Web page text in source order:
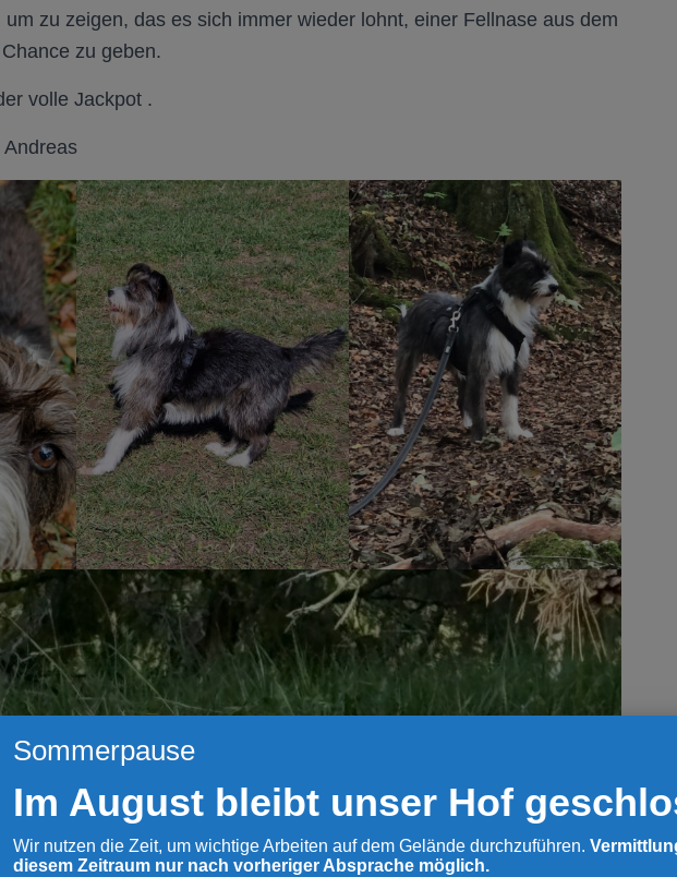
zu zeigen, das es sich immer wieder lohnt, einer Fellnase aus dem
zu geben.
volle Jackpot .
Andreas
Sommerpause
Im August bleibt unser Hof
Wir nutzen die Zeit, um wichtige Arbeiten auf dem Gelände durchzuführen.
diesem Zeitraum nur nach vorheriger Absprache möglich.